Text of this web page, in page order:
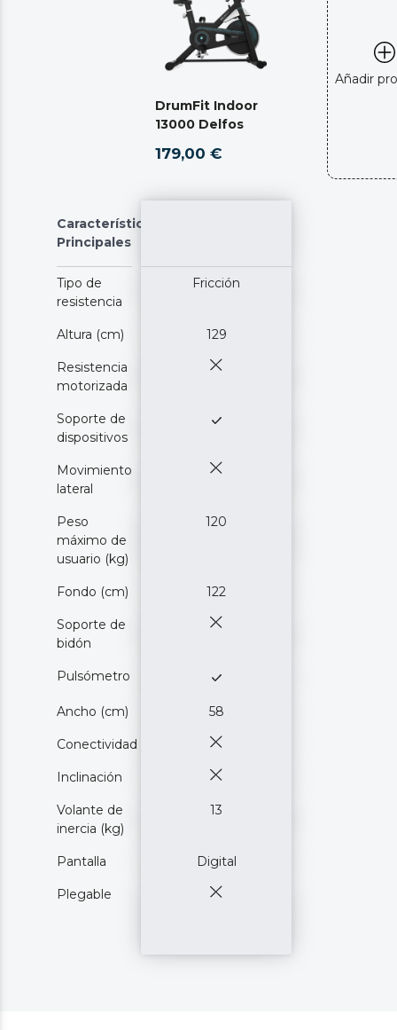
DrumFit Indoor
13000 Delfos
179,00 €
Añadir
Características
Principales
Tipo de
resistencia
Fricción
Altura (cm) 129
Resistencia
motorizada
Soporte de
dispositivos
Movimiento
lateral
Peso
máximo de
usuario (kg)
120
Fondo (cm) 122
Soporte de
bidón
Pulsómetro
Ancho (cm) 58
Conectividad
Inclinación
Volante de
inercia (kg)
13
Pantalla Digital
Plegable